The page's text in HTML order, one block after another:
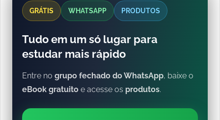
GRÁTIS WHATSAPP PRODUTOS
Tudo em um só lugar para
estudar mais rápido
Entre no grupo fechado do WhatsApp, baixe o
eBook gratuito e acesse os produtos.